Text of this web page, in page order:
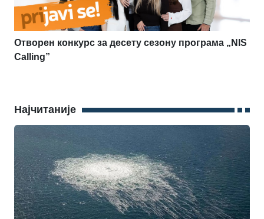
Отворен конкурс за десету сезону програма „NIS
Calling”
Најчитаније